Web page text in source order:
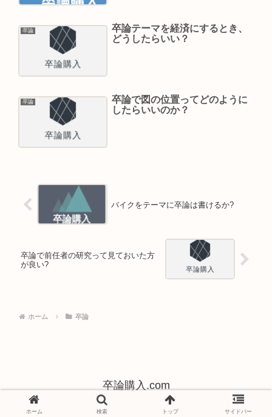
卒論
卒論テーマを経済にするとき、
どうしたらいい？
卒論
卒論で図の位置ってどのように
したらいいのか？
バイクをテーマに卒論は書けるか?
卒論で前任者の研究って見ておいた方
が良い?
ホーム 卒論
卒論購入.com
Copyright © -2026 卒論購入.com All Rights Reserved.
ホーム 検索 トップ サイドバー